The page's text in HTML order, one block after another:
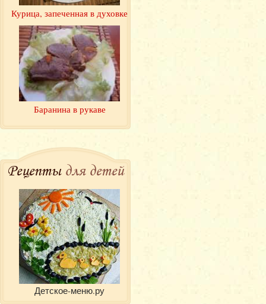
Курица, запеченная в духовке
Баранина в рукаве
Рецепты для детей
Детское-меню.ру